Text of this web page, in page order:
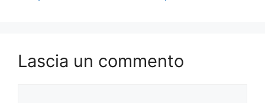
Lascia un commento